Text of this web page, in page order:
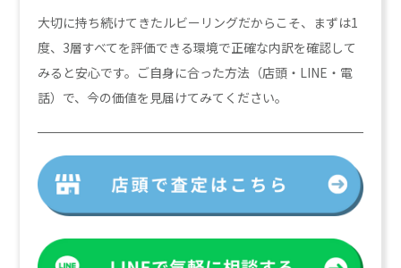
大切に持ち続けてきたルビーリングだからこそ、まずは1
度、3層すべてを評価できる環境で正確な内訳を確認して
みると安心です。ご自身に合った方法（店頭・LINE・電
話）で、今の価値を見届けてみてください。